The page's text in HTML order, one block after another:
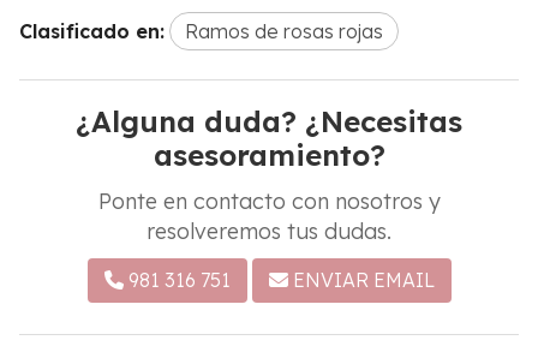
Clasificado en: Ramos de rosas rojas
¿Alguna duda? ¿Necesitas
asesoramiento?
Ponte en contacto con nosotros y
resolveremos tus dudas.
981 316 751 ENVIAR EMAIL